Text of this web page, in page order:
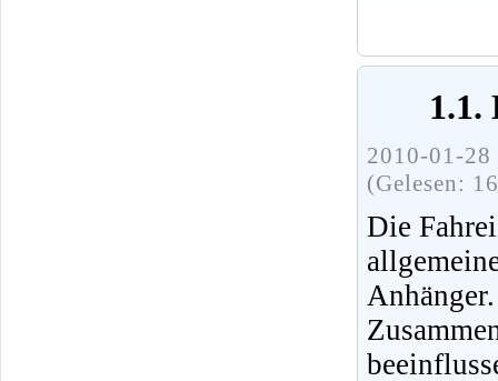
1.1.
2010-01-
(Gelesen:
Die